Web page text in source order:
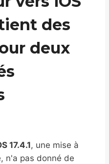
des
deux
17.4.1, une mise à
n'a pas donné de